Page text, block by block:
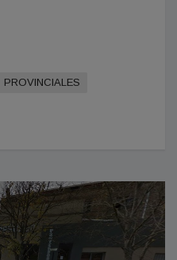
PROVINCIALES